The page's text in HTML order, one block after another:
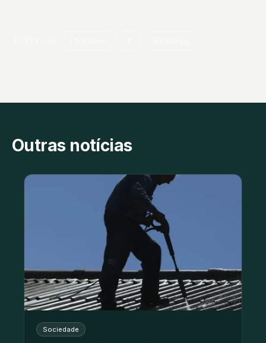
Outras notícias
Sociedade